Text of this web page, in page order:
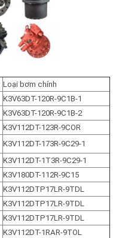
Loại bơm chính
K3V63DT-120R-9C1B-1
K3V63DT-120R-9C1B-2
K3V112DT-123R-9COR
K3V112DT-173R-9C29-1
K3V112DT-1T3R-9C29-1
K3V180DT-112R-9C15
K3V112DTP17LR-9TDL
K3V112DTP17LR-9TDL
K3V112DTP17LR-9TDL
K3V112DT-1RAR-9TOL